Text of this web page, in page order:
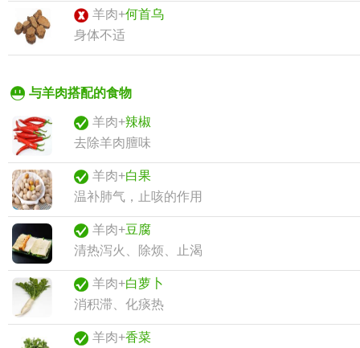
羊肉+何首乌
身体不适
与羊肉搭配的食物
羊肉+辣椒
去除羊肉膻味
羊肉+白果
温补肺气，止咳的作用
羊肉+豆腐
清热泻火、除烦、止渴
羊肉+白萝卜
消积滞、化痰热
羊肉+香菜